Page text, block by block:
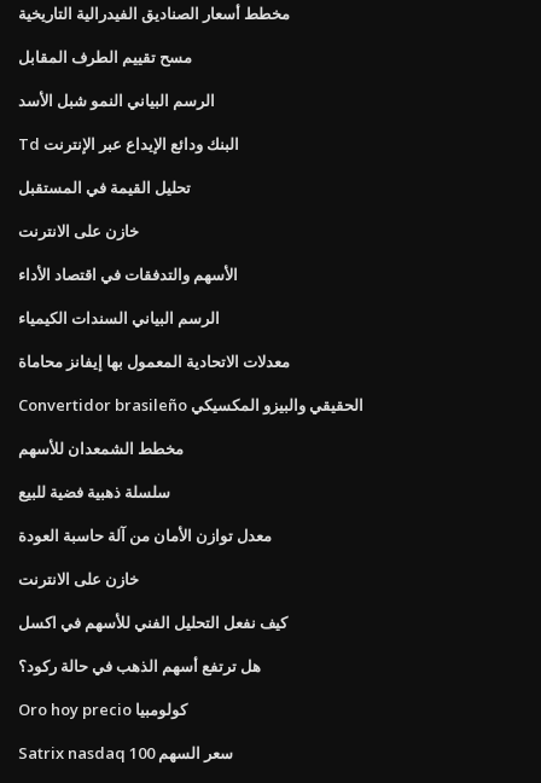
مخطط أسعار الصناديق الفيدرالية التاريخية
مسح تقييم الطرف المقابل
الرسم البياني النمو شبل الأسد
Td البنك ودائع الإيداع عبر الإنترنت
تحليل القيمة في المستقبل
خازن على الانترنت
الأسهم والتدفقات في اقتصاد الأداء
الرسم البياني السندات الكيمياء
معدلات الاتحادية المعمول بها إيفانز محاماة
Convertidor brasileño الحقيقي والبيزو المكسيكي
مخطط الشمعدان للأسهم
سلسلة ذهبية فضية للبيع
معدل توازن الأمان من آلة حاسبة العودة
خازن على الانترنت
كيف نفعل التحليل الفني للأسهم في اكسل
هل ترتفع أسهم الذهب في حالة ركود؟
Oro hoy precio كولومبيا
Satrix nasdaq 100 سعر السهم